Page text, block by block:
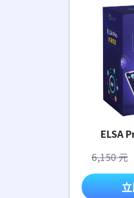
ELSA
6,150 元